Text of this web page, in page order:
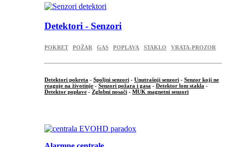
Detektori - Senzori
POKRET POŽAR GAS POPLAVA STAKLO VRATA-PROZOR
Detektori pokreta - Spoljni senzori - Unutrašnji senzori - Senzor koji ne
reaguje na životinje - Senzori požara i gasa - Detektor lom stakla -
Detektor poplave - Zglobni nosači - MUK magnetni senzori